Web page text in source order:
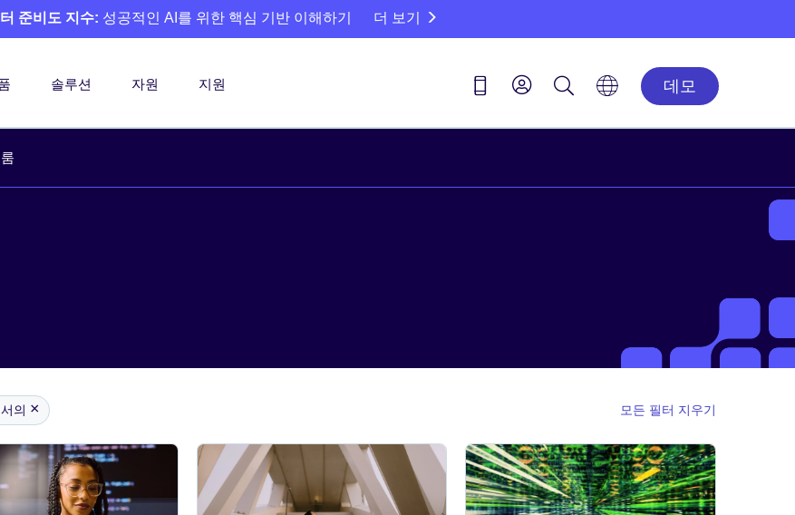
준비도 지수: 성공적인 AI를 위한 핵심 기반 이해하기 더 보기
솔루션 자원 지원 데모
의 × 모든 필터 지우기